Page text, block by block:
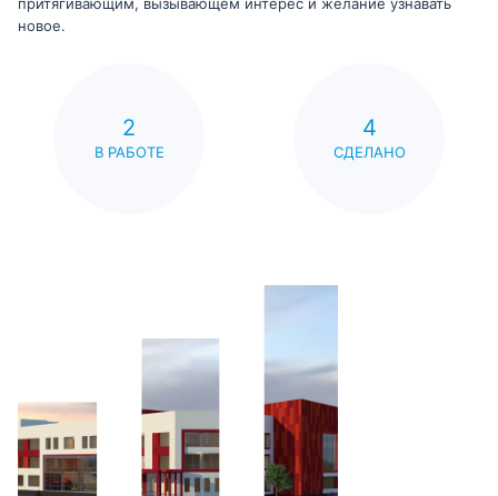
притягивающим, вызывающем интерес и желание узнавать
новое.
2
В РАБОТЕ
4
СДЕЛАНО